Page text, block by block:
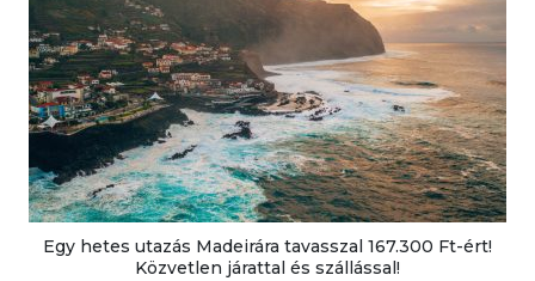
Egy hetes utazás Madeirára tavasszal 167.300 Ft-ért!
Közvetlen járattal és szállással!